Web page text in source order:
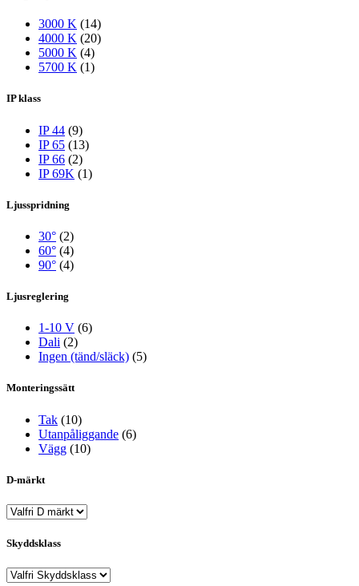
3000 K (14)
4000 K (20)
5000 K (4)
5700 K (1)
IP klass
IP 44 (9)
IP 65 (13)
IP 66 (2)
IP 69K (1)
Ljusspridning
30° (2)
60° (4)
90° (4)
Ljusreglering
1-10 V (6)
Dali (2)
Ingen (tänd/släck) (5)
Monteringssätt
Tak (10)
Utanpåliggande (6)
Vägg (10)
D-märkt
Skyddsklass